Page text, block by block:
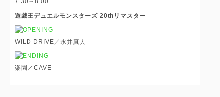
7:30～8:00
遊戯王デュエルモンスターズ 20thリマスター
WILD DRIVE／永井真人
楽園／CAVE